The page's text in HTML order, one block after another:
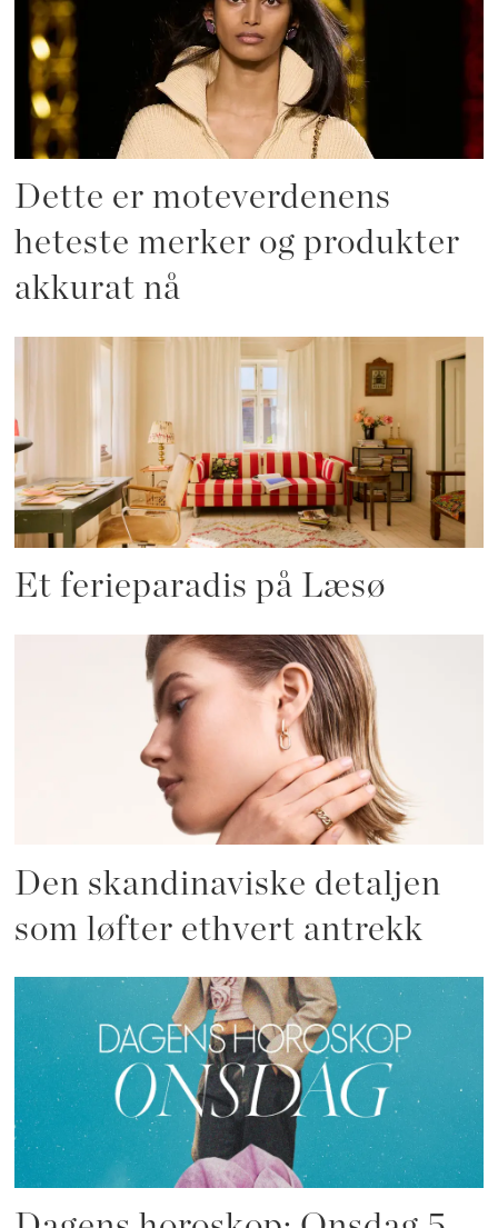
Dette er moteverdenens
heteste merker og produkter
akkurat nå
Et ferieparadis på Læsø
Den skandinaviske detaljen
som løfter ethvert antrekk